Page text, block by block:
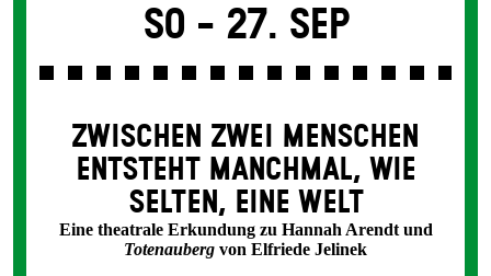
So - 27. Sep
ZWISCHEN ZWEI MENSCHEN
ENT­STEHT MANCH­MAL, WIE
SELTEN, EINE WELT
Eine theatrale Erkundung zu Hannah Arendt und
Totenauberg von Elfriede Jelinek